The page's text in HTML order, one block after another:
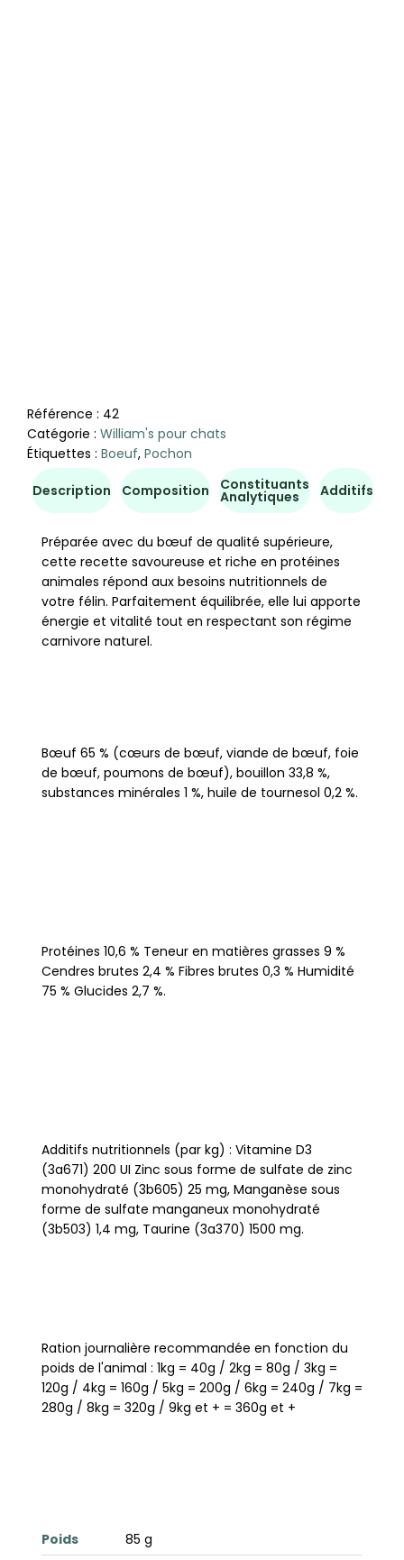
Référence : 42
Catégorie : William's pour chats
Étiquettes : Boeuf, Pochon
Description Composition Constituants
Analytiques Additifs
Préparée avec du bœuf de qualité supérieure,
cette recette savoureuse et riche en protéines
animales répond aux besoins nutritionnels de
votre félin. Parfaitement équilibrée, elle lui apporte
énergie et vitalité tout en respectant son régime
carnivore naturel.
Bœuf 65 % (cœurs de bœuf, viande de bœuf, foie
de bœuf, poumons de bœuf), bouillon 33,8 %,
substances minérales 1 %, huile de tournesol 0,2 %.
Protéines 10,6 % Teneur en matières grasses 9 %
Cendres brutes 2,4 % Fibres brutes 0,3 % Humidité
75 % Glucides 2,7 %.
Additifs nutritionnels (par kg) : Vitamine D3
(3a671) 200 UI Zinc sous forme de sulfate de zinc
monohydraté (3b605) 25 mg, Manganèse sous
forme de sulfate manganeux monohydraté
(3b503) 1,4 mg, Taurine (3a370) 1500 mg.
Ration journalière recommandée en fonction du
poids de l'animal : 1kg = 40g / 2kg = 80g / 3kg =
120g / 4kg = 160g / 5kg = 200g / 6kg = 240g / 7kg =
280g / 8kg = 320g / 9kg et + = 360g et +
Poids
85 g